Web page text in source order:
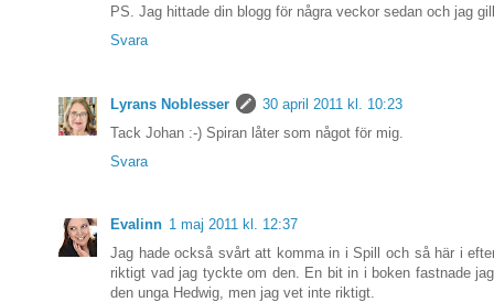
PS. Jag hittade din blogg för några veckor sedan och jag
Svara
Lyrans Noblesser
30 april 2011 kl. 10:23
Tack Johan :-) Spiran låter som något för mig.
Svara
Evalinn 1 maj 2011 kl. 12:37
Jag hade också svårt att komma in i Spill och så här i
riktigt vad jag tyckte om den. En bit in i boken fastnade
den unga Hedwig, men jag vet inte riktigt.